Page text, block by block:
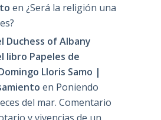
en ¿Será la religión una
Duchess of Albany
libro Papeles de
Lloris Samo |
en Poniendo
del mar. Comentario